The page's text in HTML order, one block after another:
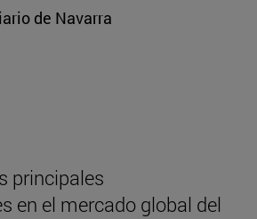
de Navarra
principales
en el mercado global del